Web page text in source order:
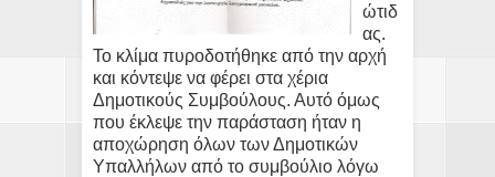
ώτιδ
ας.
Το κλίμα πυροδοτήθηκε από την αρχή
και κόντεψε να φέρει στα χέρια
Δημοτικούς Συμβούλους. Αυτό όμως
που έκλεψε την παράσταση ήταν η
αποχώρηση όλων των Δημοτικών
Υπαλλήλων από το συμβούλιο λόγω